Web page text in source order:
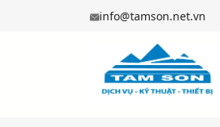
info@tamson.net.vn